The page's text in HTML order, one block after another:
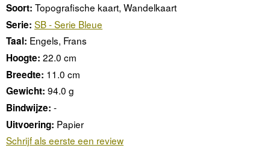
Soort: Topografische kaart, Wandelkaart
Serie: SB - Serie Bleue
Taal: Engels, Frans
Hoogte: 22.0 cm
Breedte: 11.0 cm
Gewicht: 94.0 g
Bindwijze: -
Uitvoering: Papier
Schrijf als eerste een review